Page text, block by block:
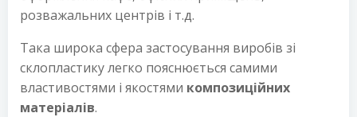
розважальних центрів і т.д.
Така широка сфера застосування виробів зі
склопластику легко пояснюється самими
властивостями і якостями композиційних
матеріалів.